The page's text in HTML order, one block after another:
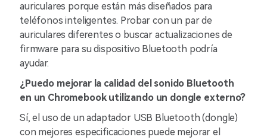
auriculares porque están más diseñados para
teléfonos inteligentes. Probar con un par de
auriculares diferentes o buscar actualizaciones de
firmware para su dispositivo Bluetooth podría
ayudar.
¿Puedo mejorar la calidad del sonido Bluetooth
en un Chromebook utilizando un dongle externo?
Sí, el uso de un adaptador USB Bluetooth (dongle)
con mejores especificaciones puede mejorar el